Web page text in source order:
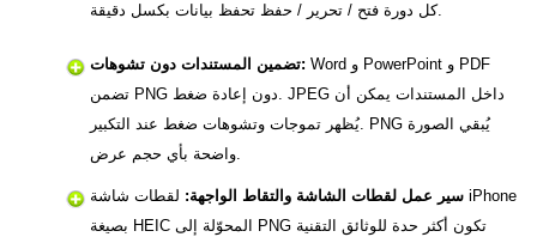
كل دورة فتح / تحرير / حفظ تحفظ بيانات بكسل دقيقة.
تضمين المستندات دون تشوهات: Word و PowerPoint و PDF
تضمن PNG دون إعادة ضغط. JPEG داخل المستندات يمكن أن
يُظهر تموجات وتشوهات ضغط عند التكبير. PNG يُبقي الصورة
واضحة بأي حجم عرض.
سير عمل لقطات الشاشة والتقاط الواجهة: لقطات شاشة iPhone
بصيغة HEIC المحوّلة إلى PNG تكون أكثر حدة للوثائق التقنية